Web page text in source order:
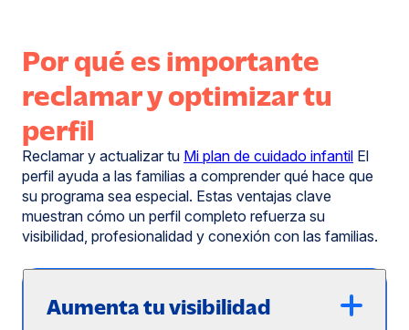
Por qué es importante
reclamar y optimizar tu
perfil
Reclamar y actualizar tu Mi plan de cuidado infantil El
perfil ayuda a las familias a comprender qué hace que
su programa sea especial. Estas ventajas clave
muestran cómo un perfil completo refuerza su
visibilidad, profesionalidad y conexión con las familias.
Aumenta tu visibilidad